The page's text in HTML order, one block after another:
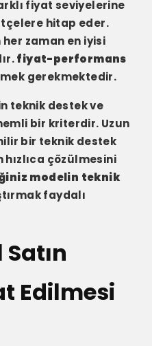
fiyat seviyelerine
hitap eder.
zaman en iyisi
fiyat-performans
gerekmektedir.
teknik destek ve
bir kriterdir. Uzun
bir teknik destek
çözülmesini
modelin teknik
faydalı
Edilmesi